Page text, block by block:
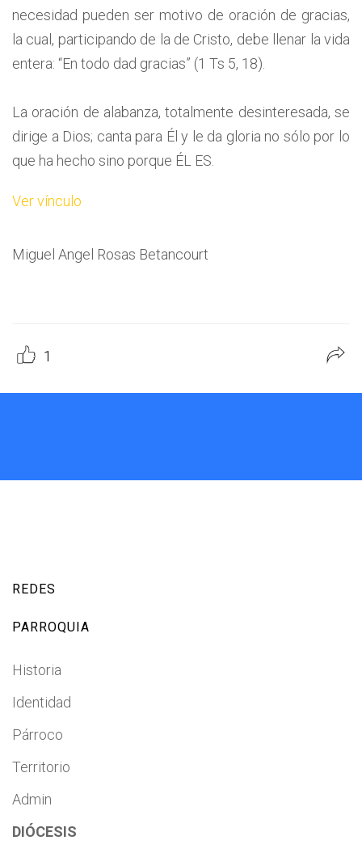
necesidad pueden ser motivo de oración de gracias,
la cual, participando de la de Cristo, debe llenar la vida
entera: “En todo dad gracias” (1 Ts 5, 18).
La oración de alabanza, totalmente desinteresada, se
dirige a Dios; canta para Él y le da gloria no sólo por lo
que ha hecho sino porque ÉL ES.
Ver vínculo
Miguel Angel Rosas Betancourt
1
REDES
PARROQUIA
Historia
Identidad
Párroco
Territorio
Admin
DIÓCESIS